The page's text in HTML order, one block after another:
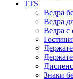
TTS
Ведра
Ведра
Ведра
Знаки